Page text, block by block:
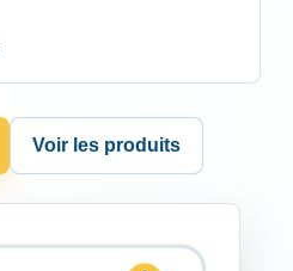
Voir les produits